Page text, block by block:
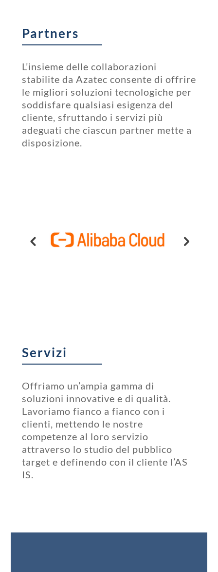
Partners
L’insieme delle collaborazioni
stabilite da Azatec consente di offrire
le migliori soluzioni tecnologiche per
soddisfare qualsiasi esigenza del
cliente, sfruttando i servizi più
adeguati che ciascun partner mette a
disposizione.
Servizi
Offriamo un’ampia gamma di
soluzioni innovative e di qualità.
Lavoriamo fianco a fianco con i
clienti, mettendo le nostre
competenze al loro servizio
attraverso lo studio del pubblico
target e definendo con il cliente l’AS
IS.